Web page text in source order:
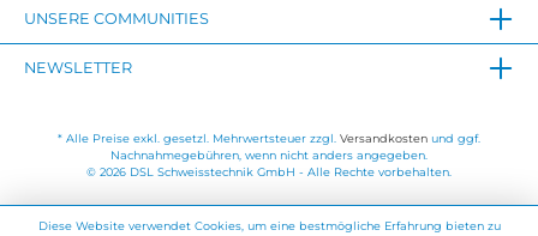
UNSERE COMMUNITIES
NEWSLETTER
* Alle Preise exkl. gesetzl. Mehrwertsteuer zzgl. Versandkosten und ggf.
Nachnahmegebühren, wenn nicht anders angegeben.
© 2026 DSL Schweisstechnik GmbH - Alle Rechte vorbehalten.
Diese Website verwendet Cookies, um eine bestmögliche Erfahrung bieten zu